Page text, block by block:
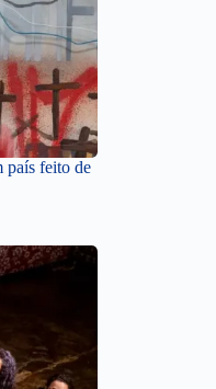
país feito de